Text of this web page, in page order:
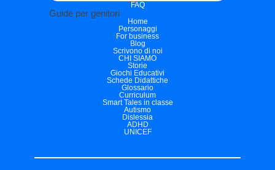
FAQ
Guide per genitori
Home
Personaggi
For business
Blog
Scrivono di noi
CHI SIAMO
Storie
Giochi Educativi
Schede Didattiche
Glossario
Curriculum
Smart Tales in classe
Autismo
Dislessia
ADHD
UNICEF